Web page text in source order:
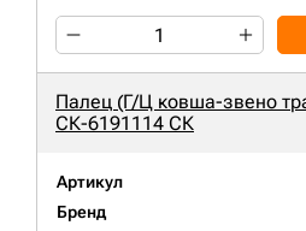
Палец (Г/Ц ковша-звено
СК-6191114 СК
Артикул
Бренд